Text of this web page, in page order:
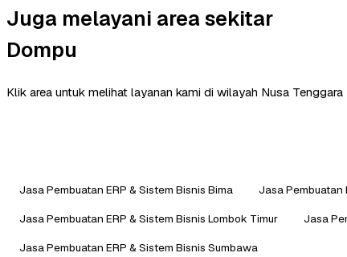
Juga melayani area sekitar
Dompu
Klik area untuk melihat layanan kami di wilayah Nusa Tenggara
Jasa Pembuatan ERP & Sistem Bisnis Bima Jasa Pembuatan
Jasa Pembuatan ERP & Sistem Bisnis Lombok Timur
Jasa
Jasa Pembuatan ERP & Sistem Bisnis Sumbawa